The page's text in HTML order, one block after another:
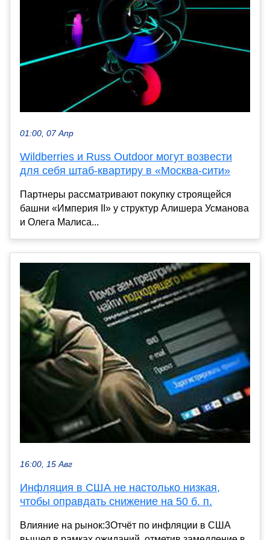
01:00, 07 Апр
Wildberries и Russ Outdoor могут возвести
для себя штаб-квартиру в «Москва-сити»
Партнеры рассматривают покупку строящейся
башни «Империя II» у структур Алишера Усманова
и Олега Малиса...
16:00, 15 Авг
Инфляция в США не настолько низкая,
чтобы оправдать снижение на 50 б. п.
Влияние на рынок:3Отчёт по инфляции в США